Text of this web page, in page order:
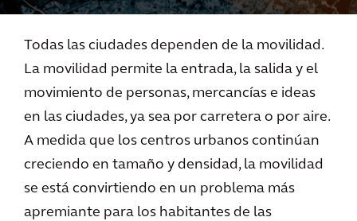
Todas las ciudades dependen de la movilidad.
La movilidad permite la entrada, la salida y el
movimiento de personas, mercancías e ideas
en las ciudades, ya sea por carretera o por aire.
A medida que los centros urbanos continúan
creciendo en tamaño y densidad, la movilidad
se está convirtiendo en un problema más
apremiante para los habitantes de las